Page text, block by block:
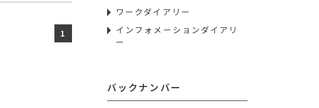
1
ワークダイアリー
インフォメーションダイアリ
ー
バックナンバー